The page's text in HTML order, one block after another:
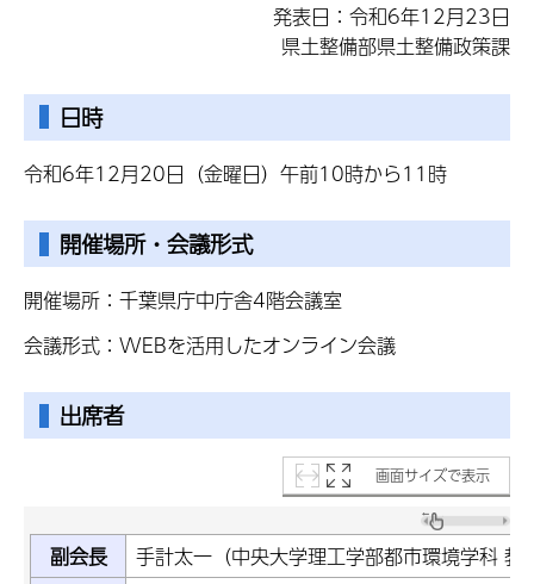
発表日：令和6年12月23日
県土整備部県土整備政策課
日時
令和6年12月20日（金曜日）午前10時から11時
開催場所・会議形式
開催場所：千葉県庁中庁舎4階会議室
会議形式：WEBを活用したオンライン会議
出席者
画面サイズで表示
副会長
手計太一（中央大学理工学部都市環境学科 教